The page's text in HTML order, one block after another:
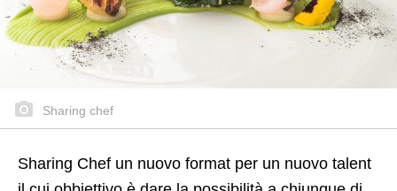
Sharing chef
Sharing Chef un nuovo format per un nuovo talent